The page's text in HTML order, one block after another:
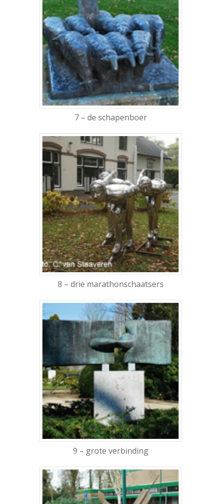
7 – de schapenboer
8 – drie marathonschaatsers
9 – grote verbinding